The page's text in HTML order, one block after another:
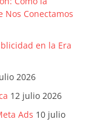
Nos Conectamos
en la Era
2026
12 julio 2026
Ads 10 julio